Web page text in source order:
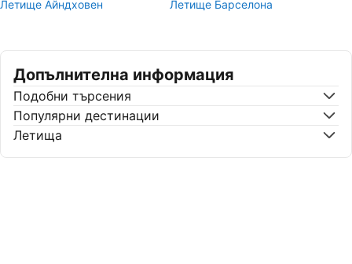
Летище Айндховен
Летище Барселона
Допълнителна информация
Подобни търсения
Популярни дестинации
Летища